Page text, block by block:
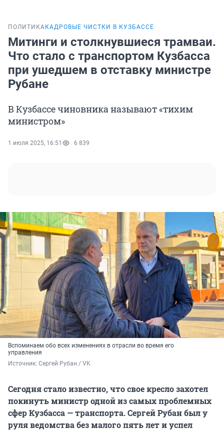
ПОЛИТИКА КАДРОВЫЕ ЧИСТКИ В КУЗБАССЕ
Митинги и столкнувшиеся трамваи.
Что стало с транспортом Кузбасса
при ушедшем в отставку министре
Рубане
В Кузбассе чиновника называют «тихим
министром»
1 июля 2025, 16:51 6 839
Вспоминаем обо всех изменениях в отрасли во время его
управления
Источник: Сергей Рубан / VK
Сегодня стало известно, что свое кресло захотел
покинуть министр одной из самых проблемных
сфер Кузбасса — транспорта. Сергей Рубан был у
руля ведомства без малого пять лет и успел